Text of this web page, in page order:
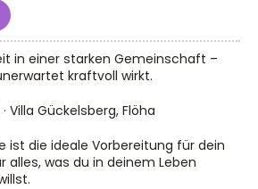
in einer starken Gemeinschaft –
kraftvoll wirkt.
Villa Gückelsberg, Flöha
ist die ideale Vorbereitung für dein
alles, was du in deinem Leben